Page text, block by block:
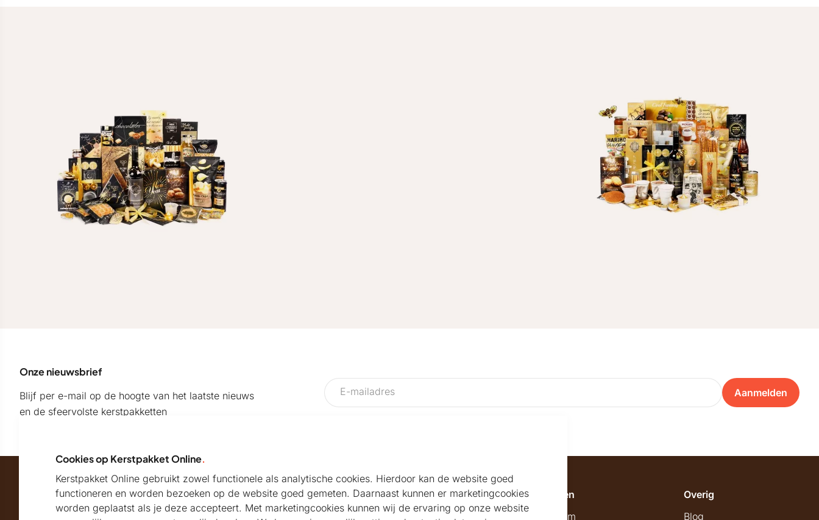
Onze nieuwsbrief
Blijf per e-mail op de hoogte van het laatste nieuws
en de sfeervolste kerstpakketten
Aanmelden
Maatschappelijk partner van
Helpdesk
Veelgestelde vragen
Algemeen
Showroom
Overig
Blog
Cookies op Kerstpakket Online.
Kerstpakket Online gebruikt zowel functionele als analytische cookies. Hierdoor kan de website goed
functioneren en worden bezoeken op de website goed gemeten. Daarnaast kunnen er marketingcookies
worden geplaatst als je deze accepteert. Met marketingcookies kunnen wij de ervaring op onze website